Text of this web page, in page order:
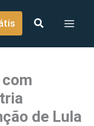
de Lula